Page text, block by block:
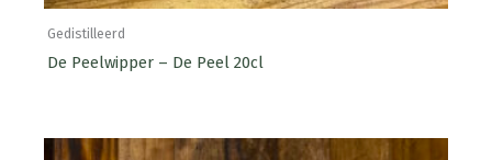
Gedistilleerd
De Peelwipper – De Peel 20cl